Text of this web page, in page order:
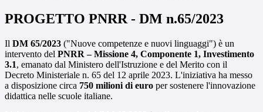
PROGETTO PNRR - DM n.65/2023
Il DM 65/2023 ("Nuove competenze e nuovi linguaggi") è un
intervento del PNRR – Missione 4, Componente 1, Investimento
3.1, emanato dal Ministero dell'Istruzione e del Merito con il
Decreto Ministeriale n. 65 del 12 aprile 2023. L'iniziativa ha messo
a disposizione circa 750 milioni di euro per sostenere l'innovazione
didattica nelle scuole italiane.